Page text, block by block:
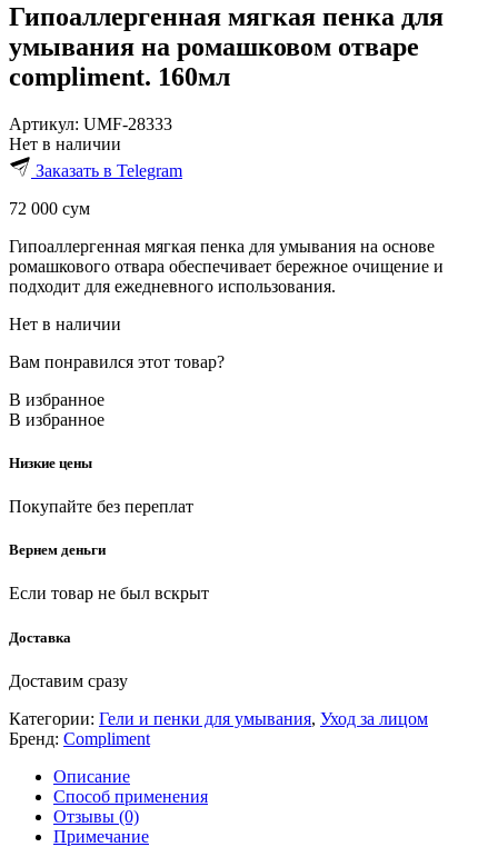
Гипоаллергенная мягкая пенка для
умывания на ромашковом отваре
compliment. 160мл
Артикул: UMF-28333
Нет в наличии
Заказать в Telegram
72 000 сум
Гипоаллергенная мягкая пенка для умывания на основе
ромашкового отвара обеспечивает бережное очищение и
подходит для ежедневного использования.
Нет в наличии
Вам понравился этот товар?
В избранное
В избранное
Низкие цены
Покупайте без переплат
Вернем деньги
Если товар не был вскрыт
Доставка
Доставим сразу
Категории: Гели и пенки для умывания, Уход за лицом
Бренд: Compliment
Описание
Способ применения
Отзывы (0)
Примечание